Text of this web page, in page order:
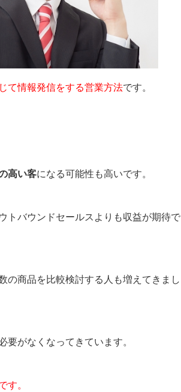
て情報発信をする営業方法です。
高い客になる可能性も高いです。
トバウンドセールスよりも収益が期待で
の商品を比較検討する人も増えてきまし
がなくなってきています。
す。